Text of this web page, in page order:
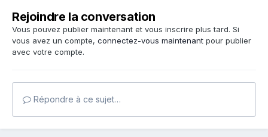
Rejoindre la conversation
Vous pouvez publier maintenant et vous inscrire plus tard. Si
vous avez un compte, connectez-vous maintenant pour publier
avec votre compte.
Répondre à ce sujet…